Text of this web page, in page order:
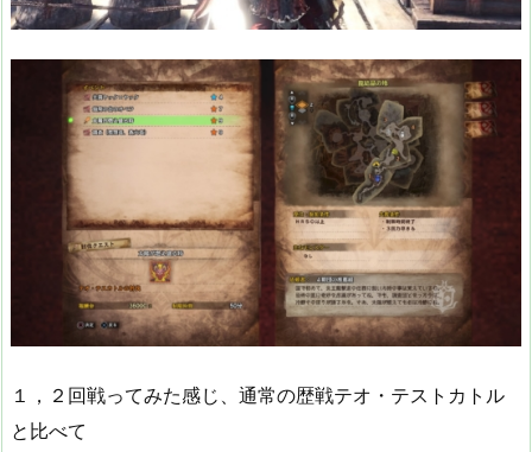
１，２回戦ってみた感じ、通常の歴戦テオ・テストカトル
と比べて